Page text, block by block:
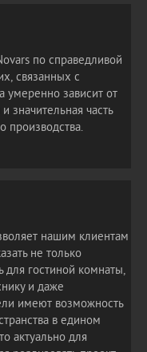
по справедливой
связанных с
умеренно зависит от
значительная часть
производства.
нашим клиентам
не только
для гостиной комнаты,
и даже
имеют возможность
в едином
актуально для